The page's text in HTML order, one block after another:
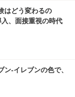
はどう変わるの
、面接重視の時代
ン‐イレブンの色で、